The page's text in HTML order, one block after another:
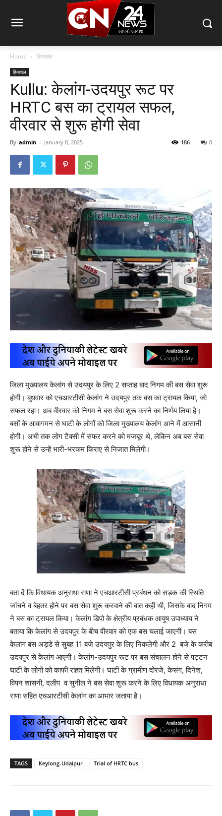
Home हिमाचल
हिमाचल
Kullu: केलांग-उदयपुर रूट पर
HRTC बस का ट्रायल सफल,
वीरवार से शुरू होगी सेवा
By admin - January 8, 2025 0
186
जिला मुख्यालय केलांग से उदयपुर के लिए 2 सप्ताह बाद निगम की बस सेवा शुरू
होगी। बुधवार को एचआरटीसी केलांग ने उदयपुर तक बस का ट्रायल किया, जो
सफल रहा। अब वीरवार को निगम ने बस सेवा शुरू करने का निर्णय लिया है।
बसों के आवागमन से घाटी के लोगों को जिला मुख्यालय केलांग आने में आसानी
होगी। अभी तक लोग टैक्सी में सफर करने को मजबूर थे, लेकिन अब बस सेवा
शुरू होने से उन्हें भारी-भरकम किराए से निजात मिलेगी।
बता दें कि विधायक अनुराधा राणा ने एचआरटीसी प्रबंधन को सड़क की स्थिति
जांचने व बेहतर होने पर बस सेवा शुरू करवाने की बात कही थी, जिसके बाद निगम
ने बस का ट्रायल किया। केलांग डिपो के क्षेत्रीय प्रबंधक आयुष उपाध्याय ने
बताया कि केलांग से उदयपुर के बीच वीरवार को एक बस चलाई जाएगी। बस
केलांग बस अड्डे से सुबह 11 बजे उदयपुर के लिए निकलेगी और 2 बजे के करीब
उदयपुर से केलांग आएगी। केलांग-उदयपुर रूट पर बस संचालन होने से पट्टन
घाटी के लोगों को काफी राहत मिलेगी। घाटी के ग्रामीण दोरजे, केसंग, दिनेश,
विपन शासनी, दलीप व सुनील ने बस सेवा शुरू करने के लिए विधायक अनुराधा
राणा सहित एचआरटीसी केलांग का आभार जताया है।
TAGS Keylong-Udaipur Trial of HRTC bus